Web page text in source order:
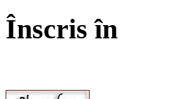
Înscris în